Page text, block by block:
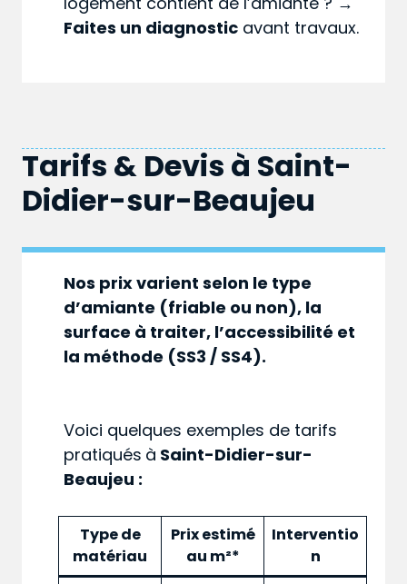
Faites un diagnostic avant travaux.
Tarifs & Devis à Saint-
Didier-sur-Beaujeu
Nos prix varient selon le type
d’amiante (friable ou non), la
surface à traiter, l’accessibilité et
la méthode (SS3 / SS4).
Voici quelques exemples de tarifs
pratiqués à Saint-Didier-sur-
Beaujeu :
Type de
matériau
Prix estimé
au m²*
Interventio
n